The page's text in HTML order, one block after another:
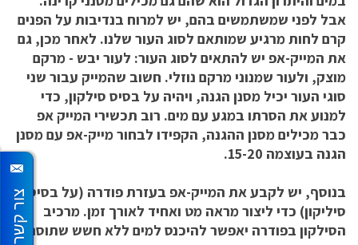
אבל לפני שמשתמשים בהם, יש למרוח בנדיבות על הפנים
קרם לחות מרגיע שמותאם לסוג העור שלנו. לאחר מכן, גם
את המייק-אפ יש להתאים לסוג העור: לעור יבש - מרקם
מוצק, ולעור שמנוני מרקם נוזלי. חשוב שהמייק עבור שני
סוגי העור יכיל מסנן הגנה, ויהיה על בסיס סילקון, כדי
למנוע את הסרתו במגע עם מים. רוב תכשירי המייק אפ
כבר מכילים מסנן ההגנה, הקפידו לבחור מייק-אפ עם מסנן
הגנה בעוצמה 15-20.
בנוסף, יש לקבע את המייק-אפ בעזרת פודרה (על בסיס
סיליקון) כדי ליצור מראה מט ואחיד לאורך זמן. מרכיב
הסילקון בפודרה יאפשר להיכנס למים ללא חשש שתוסר. צור קשר